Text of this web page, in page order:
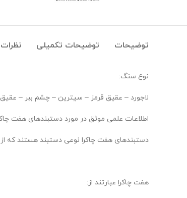
توضیحات توضیحات تکمیلی نظرات
نوع سنگ:
لاجورد – عقیق قرمز – سیترین – چشم ببر –
اطلاعات علمی موثق در مورد دستبندهای هفت
دستبندهای هفت چاکرا نوعی دستبند هستند که
هفت چاکرا عبارتند از: